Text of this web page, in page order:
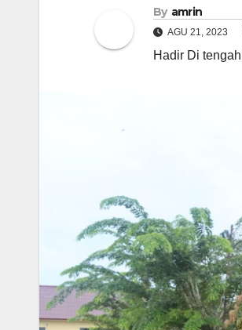
By amrin
AGU 21, 2023
Hadir Di